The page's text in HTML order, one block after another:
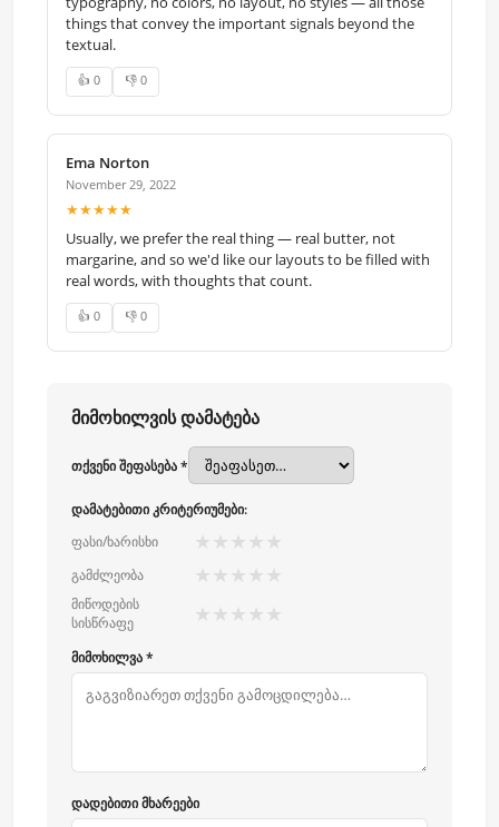
things that convey the important signals beyond the
textual.
👍 0 👎 0
Ema Norton
November 29, 2022
★★★★★
Usually, we prefer the real thing — real butter, not
margarine, and so we'd like our layouts to be filled with
real words, with thoughts that count.
👍 0 👎 0
მიმოხილვის დამატება
თქვენი შეფასება *
დამატებითი კრიტერიუმები:
ფასი/ხარისხი
★ ★ ★ ★ ★
გამძლეობა ★ ★ ★ ★ ★
მიწოდების
სისწრაფე
★ ★ ★ ★ ★
მიმოხილვა *
დადებითი მხარეები